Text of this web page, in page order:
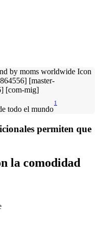
todo el mundo
1
permiten que
la comodidad